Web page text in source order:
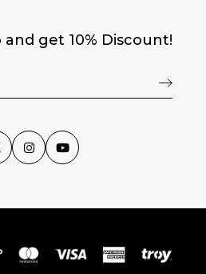
get 10% Discount!